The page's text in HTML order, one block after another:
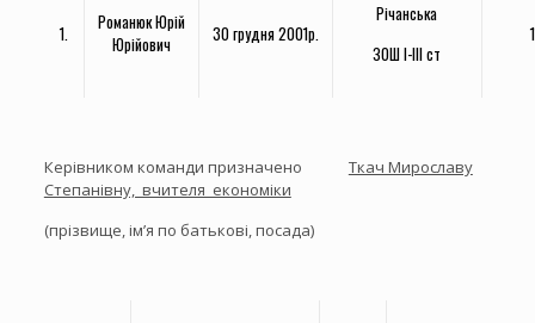
1.
Романюк Юрій
Юрійович
30 грудня 2001р.
Річанська
ЗОШ І-ІІІ ст
Керівником команди призначено Ткач Мирославу
Степанівну, вчителя економіки
(прізвище, ім’я по батькові, посада)